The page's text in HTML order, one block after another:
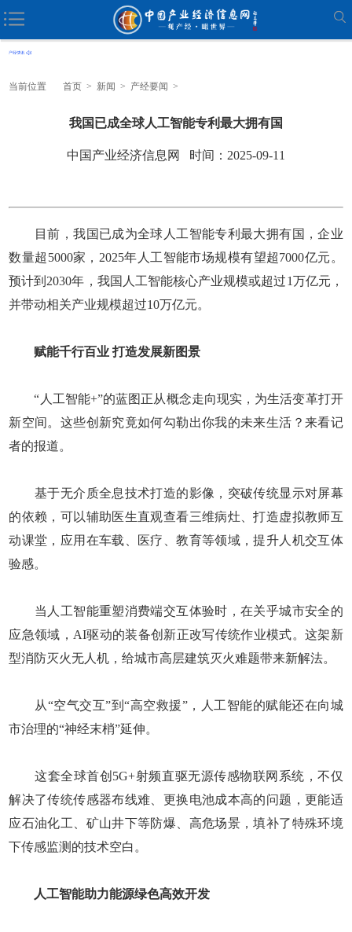
当前位置 首页 > 新闻 > 产经要闻 >
我国已成全球人工智能专利最大拥有国
中国产业经济信息网 时间：2025-09-11
目前，我国已成为全球人工智能专利最大拥有国，企业
数量超5000家，2025年人工智能市场规模有望超7000亿元。
预计到2030年，我国人工智能核心产业规模或超过1万亿元，
并带动相关产业规模超过10万亿元。
赋能千行百业 打造发展新图景
“人工智能+”的蓝图正从概念走向现实，为生活变革打开
新空间。这些创新究竟如何勾勒出你我的未来生活？来看记
者的报道。
基于无介质全息技术打造的影像，突破传统显示对屏幕
的依赖，可以辅助医生直观查看三维病灶、打造虚拟教师互
动课堂，应用在车载、医疗、教育等领域，提升人机交互体
验感。
当人工智能重塑消费端交互体验时，在关乎城市安全的
应急领域，AI驱动的装备创新正改写传统作业模式。这架新
型消防灭火无人机，给城市高层建筑灭火难题带来新解法。
从“空气交互”到“高空救援”，人工智能的赋能还在向城
市治理的“神经末梢”延伸。
这套全球首创5G+射频直驱无源传感物联网系统，不仅
解决了传统传感器布线难、更换电池成本高的问题，更能适
应石油化工、矿山井下等防爆、高危场景，填补了特殊环境
下传感监测的技术空白。
人工智能助力能源绿色高效开发